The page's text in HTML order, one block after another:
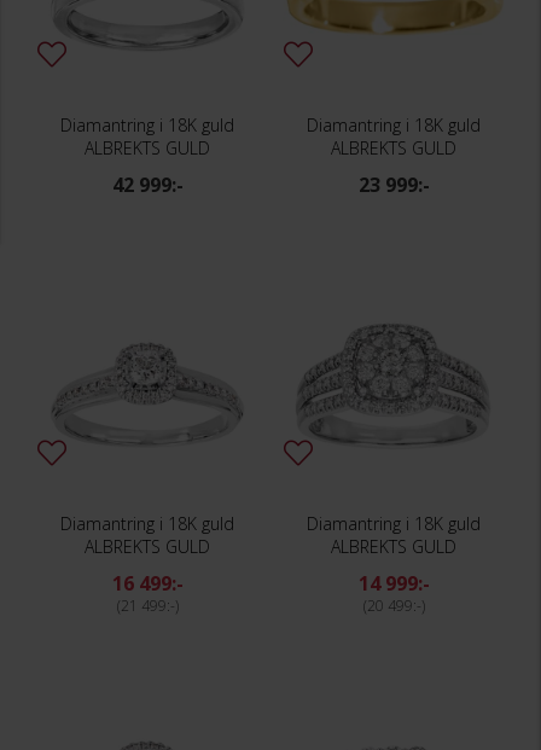
Diamantring i 18K guld
ALBREKTS GULD
42 999:-
Diamantring i 18K guld
ALBREKTS GULD
23 999:-
Diamantring i 18K guld
ALBREKTS GULD
16 499:-
21 499:-
Diamantring i 18K guld
ALBREKTS GULD
14 999:-
20 499:-